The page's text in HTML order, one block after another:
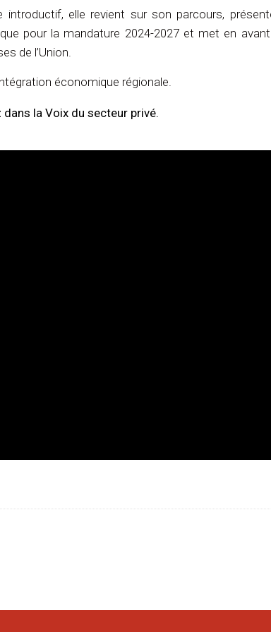
introductif, elle revient sur son parcours,
pour la mandature 2024-2027 et met en
de l’Union.
économique régionale.
la Voix du secteur privé.